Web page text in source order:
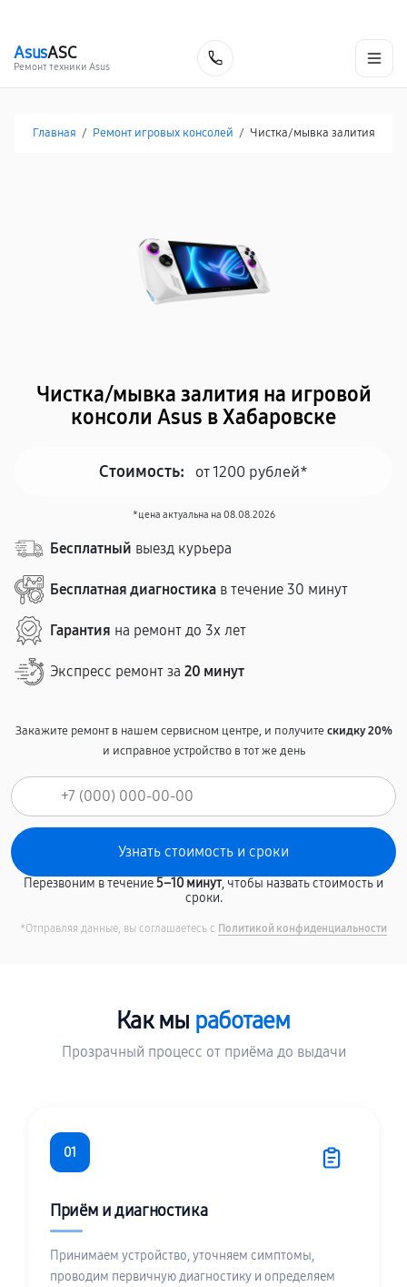
AsusASC
Ремонт техники Asus
Главная / Ремонт игровых консолей / Чистка/мывка залития
Чистка/мывка залития на игровой
консоли Asus в Хабаровске
Стоимость: от 1200 рублей*
*цена актуальна на 08.08.2026
Бесплатный выезд курьера
Бесплатная диагностика в течение 30 минут
Гарантия на ремонт до 3х лет
Экспресс ремонт за 20 минут
Закажите ремонт в нашем сервисном центре, и получитескидку 20%
и исправное устройство в тот же день
Перезвоним в течение5–10 минут, чтобы назвать стоимость и
сроки.
*Отправляя данные, вы соглашаетесь с Политикой конфиденциальности
Как мы работаем
Прозрачный процесс от приёма до выдачи
01
Приём и диагностика
Принимаем устройство, уточняем симптомы,
проводим первичную диагностику и определяем